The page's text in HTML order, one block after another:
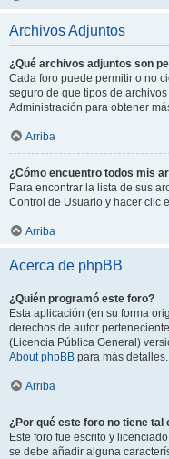
Archivos Adjuntos
¿Qué archivos adjuntos son
Cada foro puede permitir o no
seguro de que tipos de
Administración para obtener
Arriba
¿Cómo encuentro todos mis
Para encontrar la lista de sus
Control de Usuario y hacer clic
Arriba
Acerca de phpBB
¿Quién programó este foro?
Esta aplicación (en su forma
derechos de autor
(Licencia Pública General)
About phpBB para más detalles.
Arriba
¿Por qué este foro no tiene tal
Este foro fue escrito y
se debe añadir alguna